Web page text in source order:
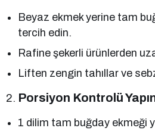
Beyaz ekmek yerine tam
tercih edin.
Rafine şekerli ürünlerden
Liften zengin tahıllar ve
Porsiyon Kontrolü
1 dilim tam buğday ekmeği